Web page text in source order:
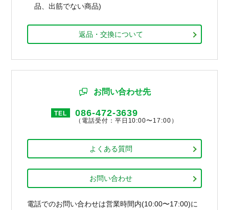
品、出筋でない商品)
返品・交換について
お問い合わせ先
TEL 086-472-3639
（電話受付：平日10:00〜17:00）
よくある質問
お問い合わせ
電話でのお問い合わせは営業時間内(10:00〜17:00)に